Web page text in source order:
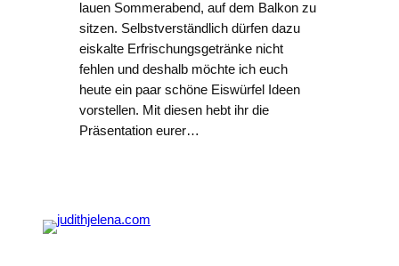
lauen Sommerabend, auf dem Balkon zu
sitzen. Selbstverständlich dürfen dazu
eiskalte Erfrischungsgetränke nicht
fehlen und deshalb möchte ich euch
heute ein paar schöne Eiswürfel Ideen
vorstellen. Mit diesen hebt ihr die
Präsentation eurer…